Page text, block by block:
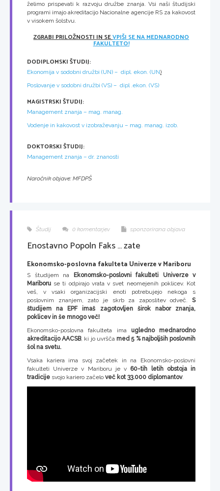
želimo prispevati k razvoju družbe znanja. Vsi naši študijski
programi imajo akreditacijo Nacionalne agencije RS za kakovost
v visokem šolstvu.
ZGRABI PRILOŽNOSTI IN SEVPIŠI SE NA MEDNARODNO
FAKULTETO!
DODIPLOMSKI ŠTUDIJ:
Ekonomija v sodobni družbi (UN) – dipl. ekon. (UN)
Poslovanje v sodobni družbi (VS) – dipl .ekon. (VS)
MAGISTRSKI ŠTUDIJ:
Management znanja – mag. manag.
Vodenje in kakovost v izobraževanju – mag. manag. izob.
DOKTORSKI ŠTUDIJ:
Management znanja – dr. znanosti
Naročnik objave: MFDPŠ
Študij 0 komentarjev sponzorirana objava
Enostavno Popoln Faks … zate
Ekonomsko-poslovna fakulteta Univerze v Mariboru
S študijem na Ekonomsko-poslovni fakulteti Univerze v
Mariboru se ti odpirajo vrata v svet neomejenih poklicev. Kot
veš, v vsaki organizacijski enoti potrebujejo nekoga s
poslovnim znanjem, zato je skrb za zaposlitev odveč. S
študijem na EPF imaš zagotovljen širok nabor znanja,
poklicev in še mnogo več!
Ekonomsko-poslovna fakulteta ima ugledno mednarodno
akreditacijo AACSB, ki jo uvrščamed 5 % najboljših poslovnih
šol na svetu.
Vsaka kariera ima svoj začetek in na Ekonomsko-poslovni
fakulteti Univerze v Mariboru je v 60-tih letih obstoja in
tradicije svojo kariero začelo več kot 33.000 diplomantov.